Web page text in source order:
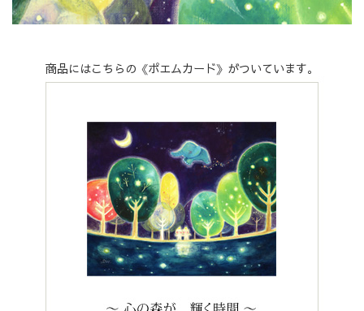
商品にはこちらの《ポエムカード》がついています。